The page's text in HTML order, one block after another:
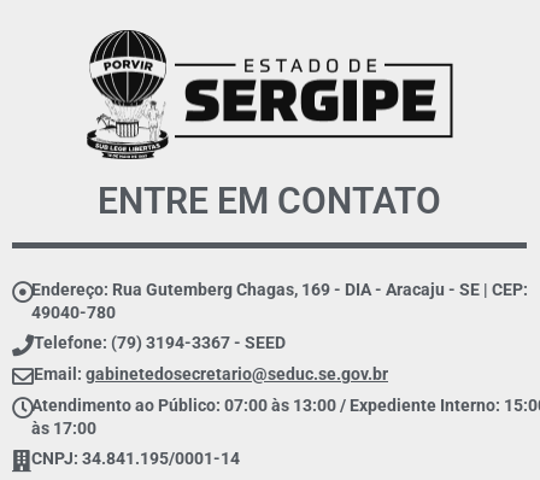
ENTRE EM CONTATO
Endereço: Rua Gutemberg Chagas, 169 - DIA - Aracaju - SE | CEP:
49040-780
Telefone: (79) 3194-3367 - SEED
Email: gabinetedosecretario@seduc.se.gov.br
Atendimento ao Público: 07:00 às 13:00 / Expediente Interno:
às 17:00
CNPJ: 34.841.195/0001-14